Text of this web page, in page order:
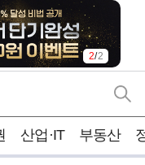
2/2
산업·IT 부동산